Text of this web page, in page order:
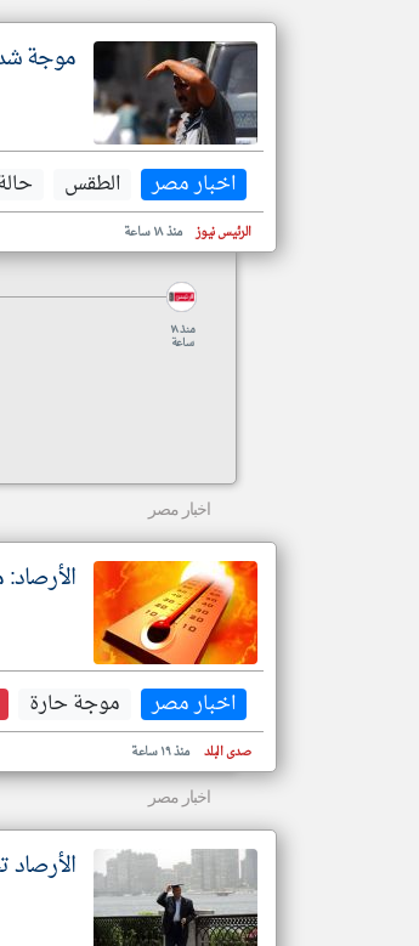
موجة
اخبار مصر الطقس
الرئيس نيوز
منذ ١٨ ساعة
منذ ١٨
ساعة
اخبار مصر
الأرصاد:
اخبار مصر موجة حارة
صدى البلد منذ ١٩ ساعة
اخبار مصر
الأرصاد